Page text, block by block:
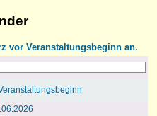
vor Veranstaltungsbeginn an.